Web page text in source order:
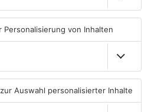
Primaveraland
08.08.2026, 09:39 UHR IN
PRIMAVERALAND